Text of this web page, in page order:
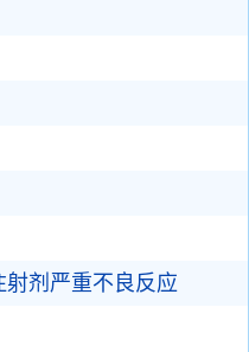
剂严重不良反应